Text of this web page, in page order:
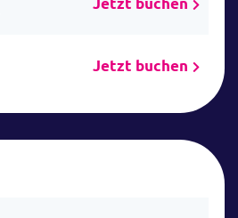
Jetzt buchen